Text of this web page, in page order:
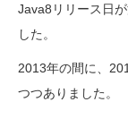
Java8リリース日
した。
2013年の間に、
つつありました。